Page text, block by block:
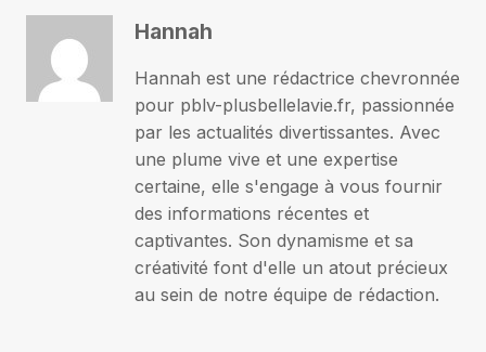
Hannah
Hannah est une rédactrice chevronnée
pour pblv-plusbellelavie.fr, passionnée
par les actualités divertissantes. Avec
une plume vive et une expertise
certaine, elle s'engage à vous fournir
des informations récentes et
captivantes. Son dynamisme et sa
créativité font d'elle un atout précieux
au sein de notre équipe de rédaction.